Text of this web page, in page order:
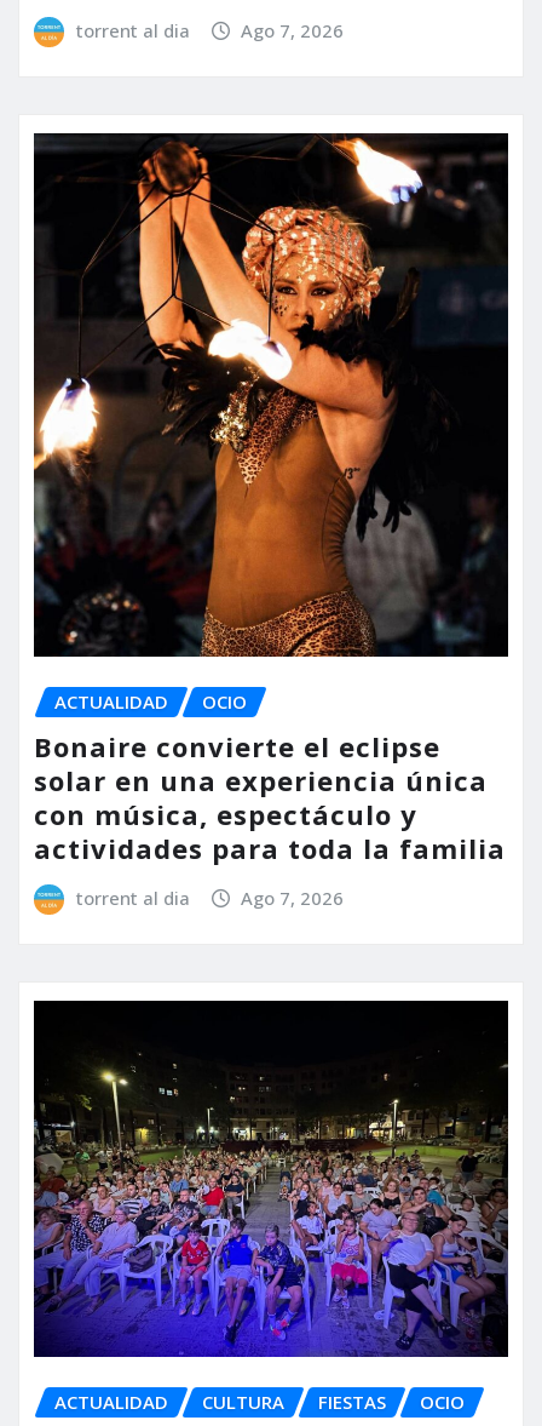
torrent al dia Ago 7, 2026
ACTUALIDAD OCIO
Bonaire convierte el eclipse
solar en una experiencia única
con música, espectáculo y
actividades para toda la familia
torrent al dia Ago 7, 2026
ACTUALIDAD CULTURA FIESTAS OCIO